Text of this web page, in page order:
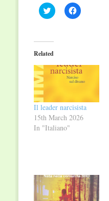
Click
to
(Opens
in
new
Click
to
Related
Il leader narcisista
15th March 2026
In "Italiano"